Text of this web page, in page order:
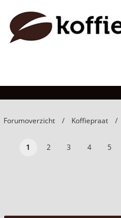
Forumoverzicht Koffiepraat
1 2 3 4 5